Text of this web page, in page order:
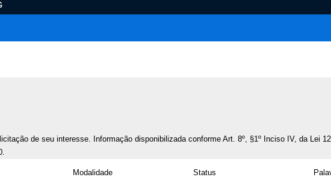
de seu interesse. Informação disponibilizada conforme Art. 8º, §1º Inciso IV, da Lei
Modalidade Status